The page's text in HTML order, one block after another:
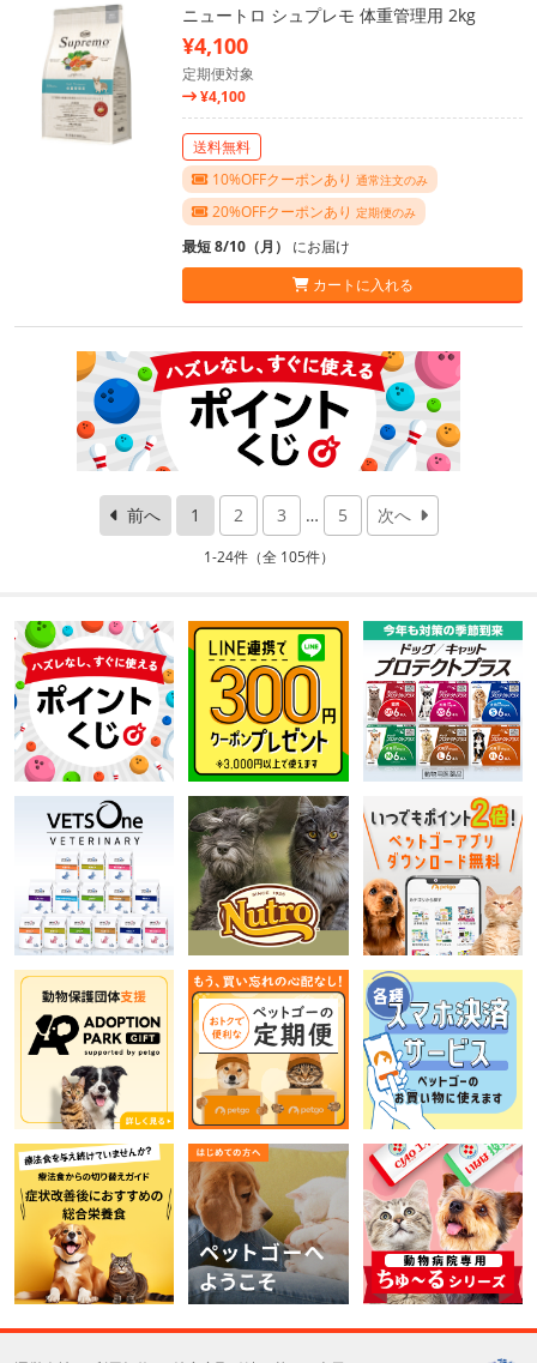
ニュートロ シュプレモ 体重管理用 2kg
¥4,100
定期便対象
¥4,100
送料無料
10%OFFクーポンあり 通常注文のみ
20%OFFクーポンあり 定期便のみ
最短 8/10（月） にお届け
カートに入れる
前へ 1 2 3 … 5 次へ
1-24件（全 105件）